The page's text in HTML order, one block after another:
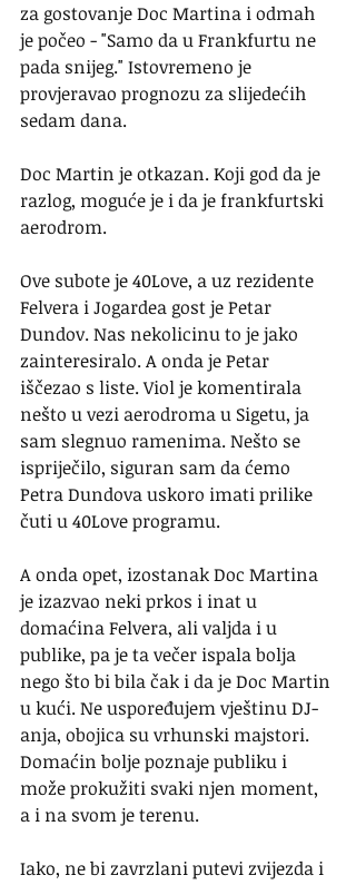
za gostovanje Doc Martina i odmah
je počeo - "Samo da u Frankfurtu ne
pada snijeg." Istovremeno je
provjeravao prognozu za slijedećih
sedam dana.
Doc Martin je otkazan. Koji god da je
razlog, moguće je i da je frankfurtski
aerodrom.
Ove subote je 40Love, a uz rezidente
Felvera i Jogardea gost je Petar
Dundov. Nas nekolicinu to je jako
zainteresiralo. A onda je Petar
iščezao s liste. Viol je komentirala
nešto u vezi aerodroma u Sigetu, ja
sam slegnuo ramenima. Nešto se
ispriječilo, siguran sam da ćemo
Petra Dundova uskoro imati prilike
čuti u 40Love programu.
A onda opet, izostanak Doc Martina
je izazvao neki prkos i inat u
domaćina Felvera, ali valjda i u
publike, pa je ta večer ispala bolja
nego što bi bila čak i da je Doc Martin
u kući. Ne uspoređujem vještinu DJ-
anja, obojica su vrhunski majstori.
Domaćin bolje poznaje publiku i
može prokužiti svaki njen moment,
a i na svom je terenu.
Iako, ne bi zavrzlani putevi zvijezda i